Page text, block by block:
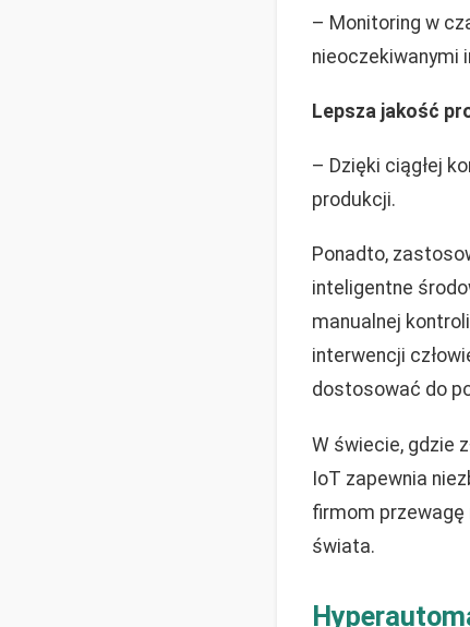
– Monitoring w
nieoczekiwanymi
Lepsza jakość
– Dzięki ciągłej
produkcji.
Ponadto,
inteligentne
manualnej
interwencji
dostosować do
W świecie, gdzie
IoT zapewnia
firmom przewagę
świata.